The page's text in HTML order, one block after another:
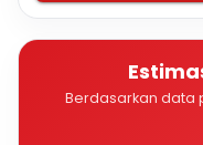
Berdasarkan data